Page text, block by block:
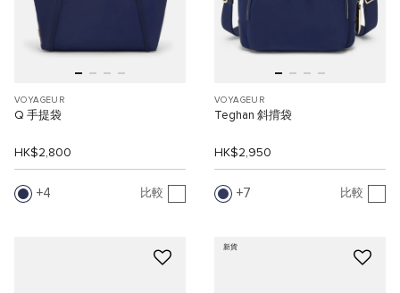
VOYAGEUR
Q 手提袋
HK$2,800
4 比較
VOYAGEUR
Teghan 斜揹袋
HK$2,950
7 比較
新貨